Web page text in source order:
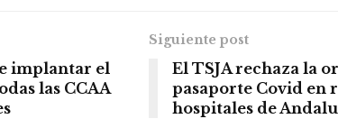
implantar el
las CCAA
Siguiente post
El TSJA rechaza la
pasaporte Covid en
hospitales de